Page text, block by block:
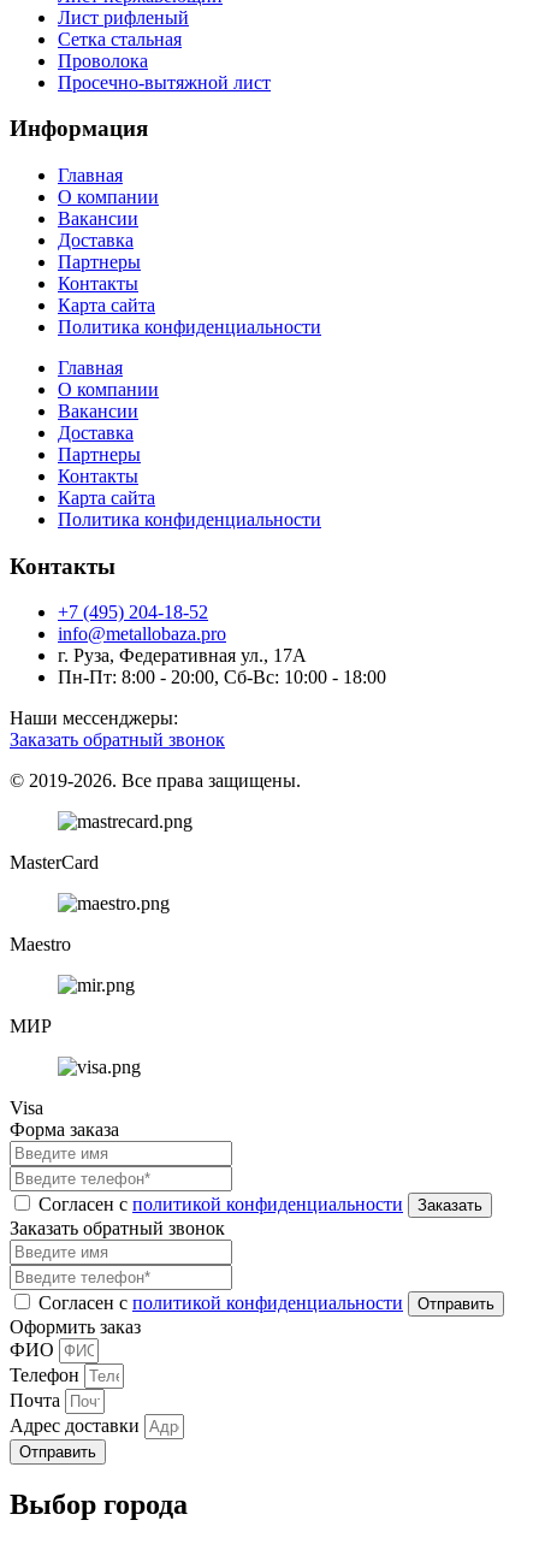
Лист рифленый
Сетка стальная
Проволока
Просечно-вытяжной лист
Информация
Главная
О компании
Вакансии
Доставка
Партнеры
Контакты
Карта сайта
Политика конфиденциальности
Главная
О компании
Вакансии
Доставка
Партнеры
Контакты
Карта сайта
Политика конфиденциальности
Контакты
+7 (495) 204-18-52
info@metallobaza.pro
г. Руза, Федеративная ул., 17А
Пн-Пт: 8:00 - 20:00, Сб-Вс: 10:00 - 18:00
Наши мессенджеры:
Заказать обратный звонок
© 2019-2026. Все права защищены.
MasterCard
Maestro
МИР
Visa
Форма заказа
Согласен с политикой конфиденциальности
Заказать обратный звонок
Согласен с политикой конфиденциальности
Оформить заказ
ФИО
Телефон
Почта
Адрес доставки
Отправить
Выбор города